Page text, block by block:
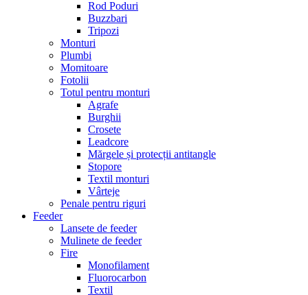
Rod Poduri
Buzzbari
Tripozi
Monturi
Plumbi
Momitoare
Fotolii
Totul pentru monturi
Agrafe
Burghii
Crosete
Leadcore
Mărgele și protecții antitangle
Stopore
Textil monturi
Vârteje
Penale pentru riguri
Feeder
Lansete de feeder
Mulinete de feeder
Fire
Monofilament
Fluorocarbon
Textil